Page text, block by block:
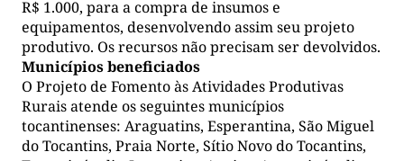
R$ 1.000, para a compra de insumos e
equipamentos, desenvolvendo assim seu projeto
produtivo. Os recursos não precisam ser devolvidos.
Municípios beneficiados
O Projeto de Fomento às Atividades Produtivas
Rurais atende os seguintes municípios
tocantinenses: Araguatins, Esperantina, São Miguel
do Tocantins, Praia Norte, Sítio Novo do Tocantins,